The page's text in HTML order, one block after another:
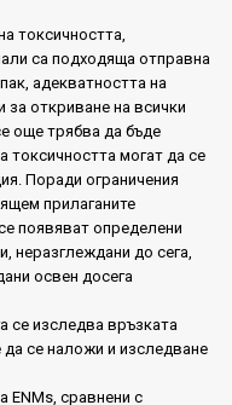
токсичността,
са подходяща отправна
адекватността на
откриване на всички
още трябва да бъде
токсичността могат да се
Поради ограничения
прилаганите
появяват определени
неразглеждани до сега,
освен досега
се изследва връзката
се наложи и изследване
ENMs, сравнени с